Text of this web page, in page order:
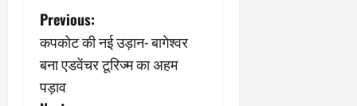
P
o
s
Previous:
कपकोट की नई उड़ान- बागेश्वर
बना एडवेंचर टूरिज्म का अहम
पड़ाव